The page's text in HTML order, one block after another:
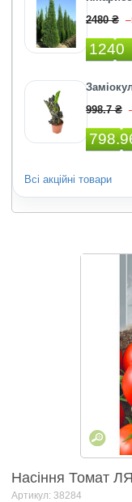
2480 ₴
1240
998.7 ₴
Всі акційні товари
Насіння Томат
Артикул: 38284